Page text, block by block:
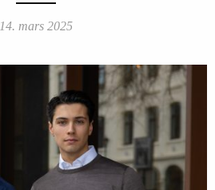
14. mars 2025